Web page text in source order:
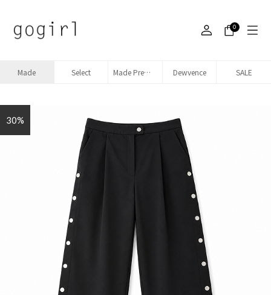
0
Made Select Made Premium denim Dewvence SALE
30%